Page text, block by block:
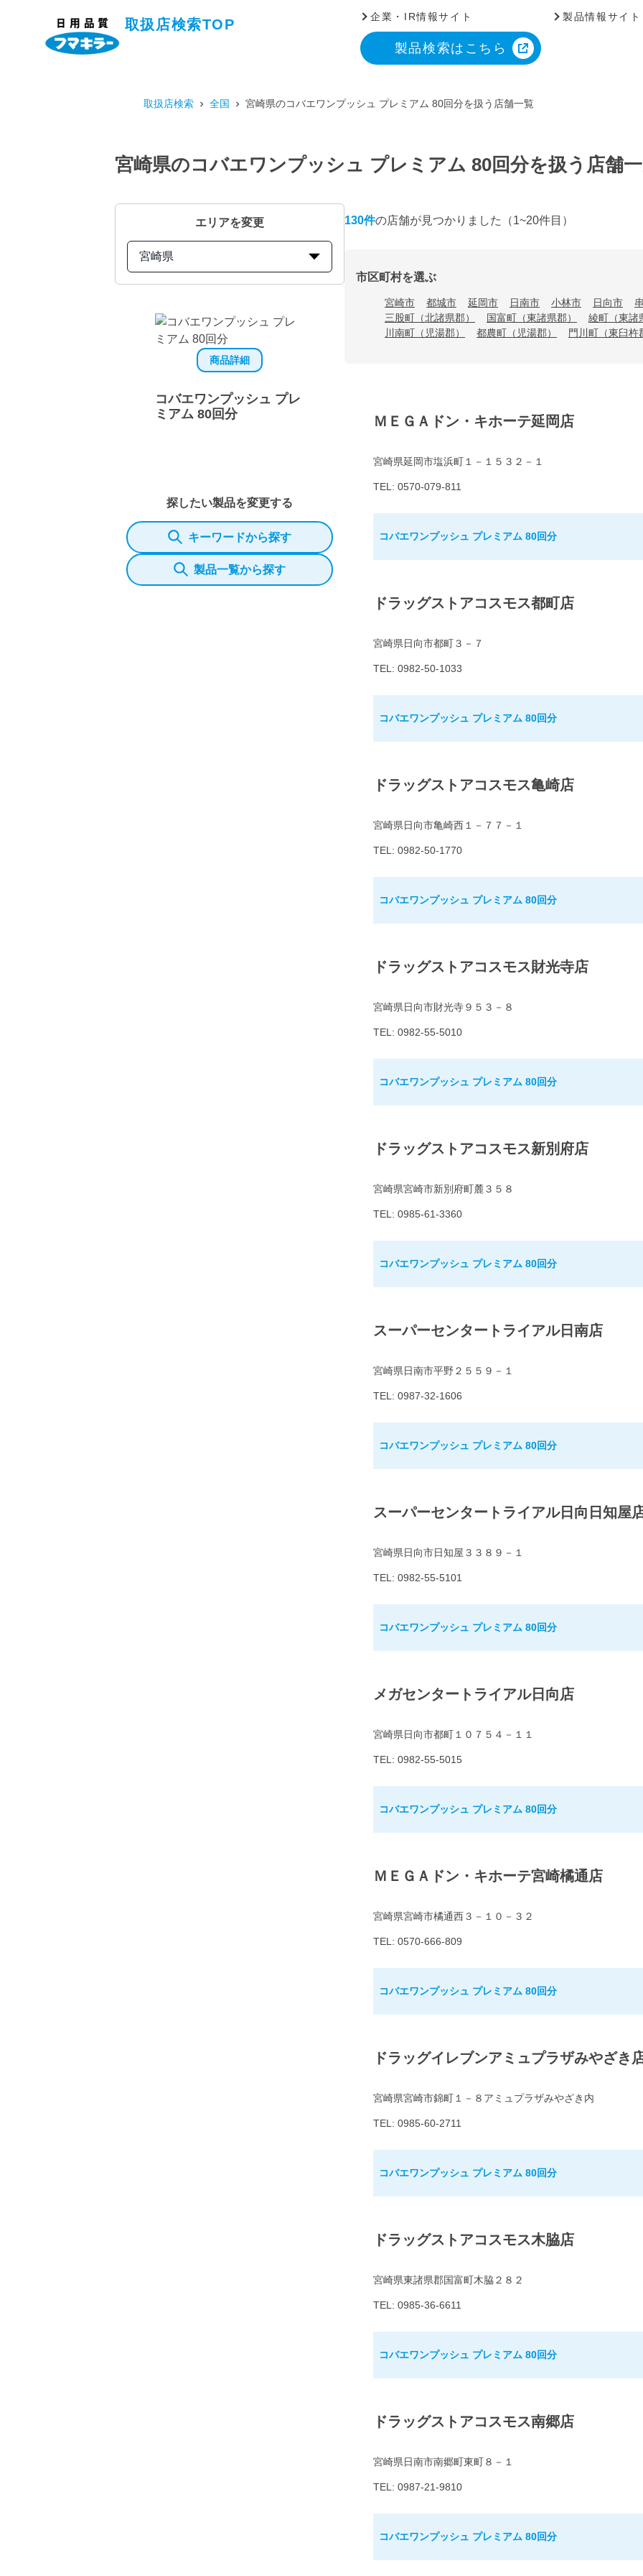
取扱店検索TOP
企業・IR情報サイト 製品情報サイト
製品検索はこちら
取扱店検索 全国 宮崎県のコバエワンプッシュ プレミアム 80回分を扱う店舗一覧
宮崎県のコバエワンプッシュ プレミアム 80回分を扱う店舗
エリアを変更
宮崎県
商品詳細
コバエワンプッシュ プレ
ミアム 80回分
探したい製品を変更する
キーワードから探す
製品一覧から探す
130件の店舗が見つかりました （1~20件目）
市区町村を選ぶ
宮崎市 都城市 延岡市 日南市 小林市 日向市
三股町（北諸県郡）
国富町（東諸県郡）
綾町（東諸
川南町（児湯郡）
都農町（児湯郡） 門川町（東臼杵
ＭＥＧＡドン・キホーテ延岡店
宮崎県延岡市塩浜町１－１５３２－１
TEL: 0570-079-811
コバエワンプッシュ プレミアム 80回分
ドラッグストアコスモス都町店
宮崎県日向市都町３－７
TEL: 0982-50-1033
コバエワンプッシュ プレミアム 80回分
ドラッグストアコスモス亀崎店
宮崎県日向市亀崎西１－７７－１
TEL: 0982-50-1770
コバエワンプッシュ プレミアム 80回分
ドラッグストアコスモス財光寺店
宮崎県日向市財光寺９５３－８
TEL: 0982-55-5010
コバエワンプッシュ プレミアム 80回分
ドラッグストアコスモス新別府店
宮崎県宮崎市新別府町麓３５８
TEL: 0985-61-3360
コバエワンプッシュ プレミアム 80回分
スーパーセンタートライアル日南店
宮崎県日南市平野２５５９－１
TEL: 0987-32-1606
コバエワンプッシュ プレミアム 80回分
スーパーセンタートライアル日向日知屋
宮崎県日向市日知屋３３８９－１
TEL: 0982-55-5101
コバエワンプッシュ プレミアム 80回分
メガセンタートライアル日向店
宮崎県日向市都町１０７５４－１１
TEL: 0982-55-5015
コバエワンプッシュ プレミアム 80回分
ＭＥＧＡドン・キホーテ宮崎橘通店
宮崎県宮崎市橘通西３－１０－３２
TEL: 0570-666-809
コバエワンプッシュ プレミアム 80回分
ドラッグイレブンアミュプラザみやざき
宮崎県宮崎市錦町１－８アミュプラザみやざき内
TEL: 0985-60-2711
コバエワンプッシュ プレミアム 80回分
ドラッグストアコスモス木脇店
宮崎県東諸県郡国富町木脇２８２
TEL: 0985-36-6611
コバエワンプッシュ プレミアム 80回分
ドラッグストアコスモス南郷店
宮崎県日南市南郷町東町８－１
TEL: 0987-21-9810
コバエワンプッシュ プレミアム 80回分